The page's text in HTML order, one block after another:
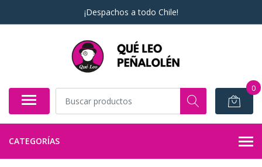
¡Despachos a todo Chile!
0
CATEGORÍAS